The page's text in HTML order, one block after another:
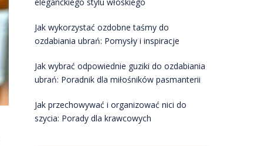
Jak wykorzystać ozdobne taśmy do
ozdabiania ubrań: Pomysły i inspiracje
Jak wybrać odpowiednie guziki do ozdabiania
ubrań: Poradnik dla miłośników pasmanterii
Jak przechowywać i organizować nici do
szycia: Porady dla krawcowych